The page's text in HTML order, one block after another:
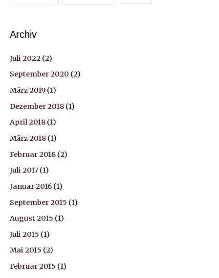
Archiv
Juli 2022 (2)
September 2020 (2)
März 2019 (1)
Dezember 2018 (1)
April 2018 (1)
März 2018 (1)
Februar 2018 (2)
Juli 2017 (1)
Januar 2016 (1)
September 2015 (1)
August 2015 (1)
Juli 2015 (1)
Mai 2015 (2)
Februar 2015 (1)